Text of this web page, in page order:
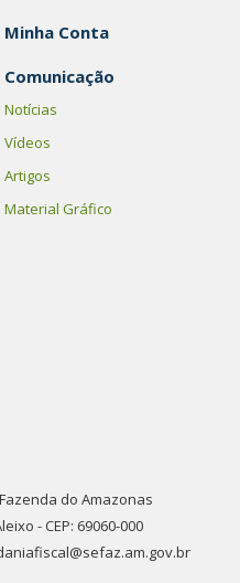
Minha Conta
Comunicação
Notícias
Vídeos
Artigos
Material Gráfico
do Amazonas
- CEP: 69060-000